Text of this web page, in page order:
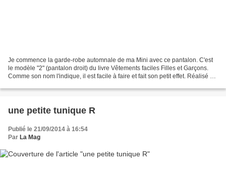
Je commence la garde-robe automnale de ma Mini avec ce pantalon. C'est
le modèle "2" (pantalon droit) du livre Vêtements faciles Filles et Garçons.
Comme son nom l'indique, il est facile à faire et fait son petit effet. Réalisé en
une petite tunique R
Publié le 21/09/2014 à 16:54
Par La Mag